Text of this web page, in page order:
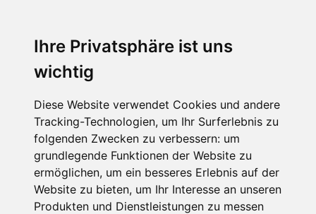
Ihre Privatsphäre ist uns
wichtig
Diese Website verwendet Cookies und andere
Tracking-Technologien, um Ihr Surferlebnis zu
folgenden Zwecken zu verbessern: um
grundlegende Funktionen der Website zu
ermöglichen, um ein besseres Erlebnis auf der
Website zu bieten, um Ihr Interesse an unseren
Produkten und Dienstleistungen zu messen